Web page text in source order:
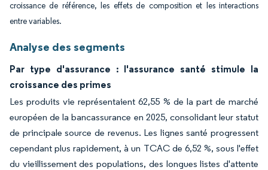
croissance de référence, les effets de composition et les interactions
entre variables.
Analyse des segments
Par type d'assurance : l'assurance santé stimule la
croissance des primes
Les produits vie représentaient 62,55 % de la part de marché
européen de la bancassurance en 2025, consolidant leur statut
de principale source de revenus. Les lignes santé progressent
cependant plus rapidement, à un TCAC de 6,52 %, sous l'effet
du vieillissement des populations, des longues listes d'attente